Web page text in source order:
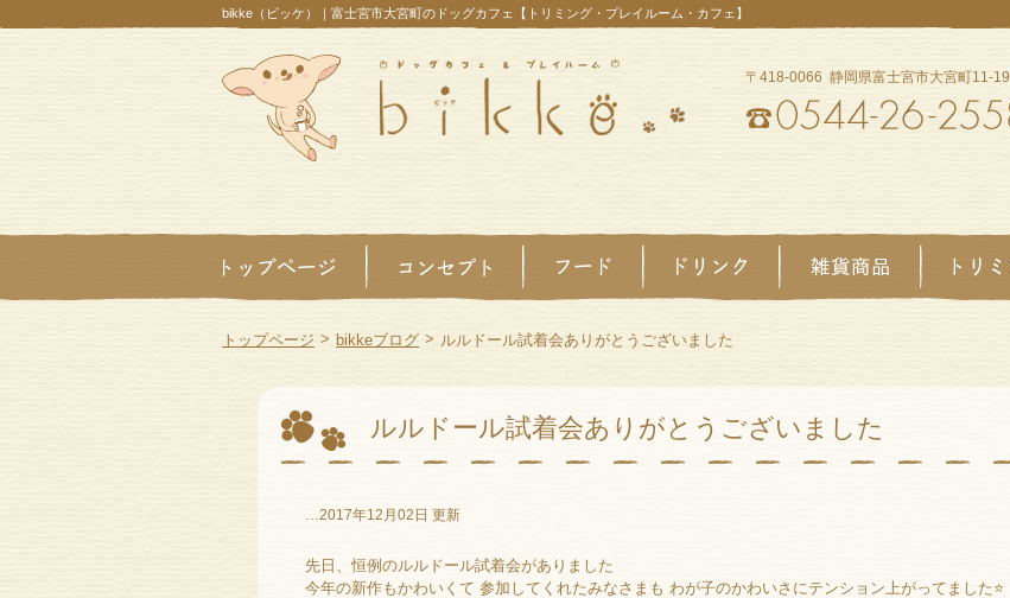
bikke（ビッケ）｜富士宮市大宮町のドッグカフェ【トリミング・プレイルーム・カフェ】
〒418-0066 静岡県富士宮市大宮町11-19
トップページ > bikkeブログ > ルルドール試着会ありがとうございました
ルルドール試着会ありがとうございました
…2017年12月02日 更新
先日、恒例のルルドール試着会がありました
今年の新作もかわいくて 参加してくれたみなさまも わが子のかわいさにテンション上がってました⭐️